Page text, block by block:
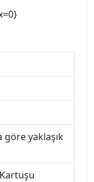
göre yaklaşık